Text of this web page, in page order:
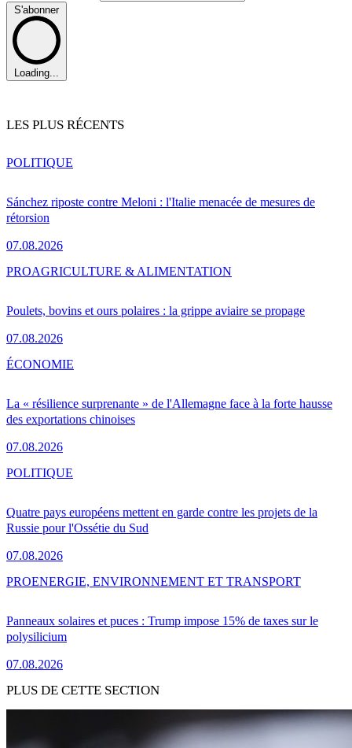
S'abonner
Loading...
LES PLUS RÉCENTS
Sánchez riposte contre Meloni : l'Italie menacée de mesures de
rétorsion
07.08.2026
POLITIQUE
Poulets, bovins et ours polaires : la grippe aviaire se propage
07.08.2026
PROAGRICULTURE & ALIMENTATION
La « résilience surprenante » de l'Allemagne face à la forte hausse
des exportations chinoises
07.08.2026
ÉCONOMIE
Quatre pays européens mettent en garde contre les projets de la
Russie pour l'Ossétie du Sud
07.08.2026
POLITIQUE
Panneaux solaires et puces : Trump impose 15% de taxes sur le
polysilicium
07.08.2026
PROENERGIE, ENVIRONNEMENT ET TRANSPORT
PLUS DE CETTE SECTION